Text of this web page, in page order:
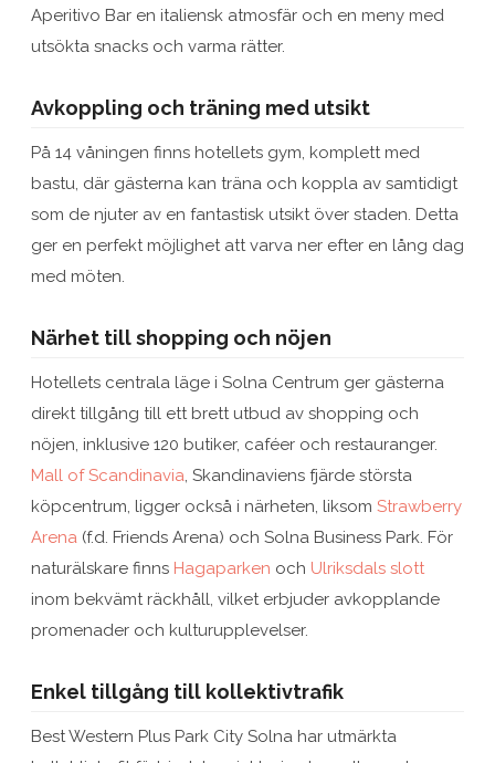
Aperitivo Bar en italiensk atmosfär och en meny med
utsökta snacks och varma rätter.
Avkoppling och träning med utsikt
På 14 våningen finns hotellets gym, komplett med
bastu, där gästerna kan träna och koppla av samtidigt
som de njuter av en fantastisk utsikt över staden. Detta
ger en perfekt möjlighet att varva ner efter en lång dag
med möten.
Närhet till shopping och nöjen
Hotellets centrala läge i Solna Centrum ger gästerna
direkt tillgång till ett brett utbud av shopping och
nöjen, inklusive 120 butiker, caféer och restauranger.
Mall of Scandinavia, Skandinaviens fjärde största
köpcentrum, ligger också i närheten, liksom Strawberry
Arena (f.d. Friends Arena) och Solna Business Park. För
naturälskare finns Hagaparken och Ulriksdals slott
inom bekvämt räckhåll, vilket erbjuder avkopplande
promenader och kulturupplevelser.
Enkel tillgång till kollektivtrafik
Best Western Plus Park City Solna har utmärkta